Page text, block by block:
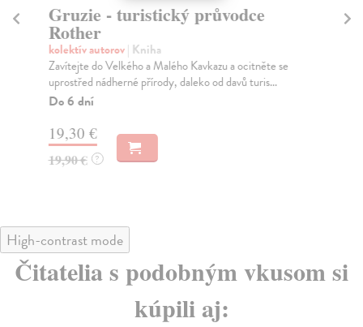
Gruzie - turistický průvodce
Rother
kolektív autorov| Kniha
Zavítejte do Velkého a Malého Kavkazu a ocitněte se
uprostřed nádherné přírody, daleko od davů turis...
Do 6 dní
19,30 €
19,90 € ?
High-contrast mode
Čitatelia s podobným vkusom si
kúpili aj: